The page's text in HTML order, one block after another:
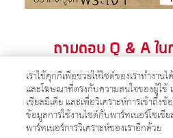
ถามตอบ Q & A ใ
ศาสตร
เราใช้คุกกี้เพื่อช่วยให้ไซต์ของเราทำงาน
และโฆษณาที่ตรงกับความสนใจของผู้ใช้
เชียลมีเดีย และเพื่อวิเคราะห์การเข้าถึง
ข้อมูลการใช้งานไซต์กับพาร์ทเนอร์โซเชี
พาร์ทเนอร์การวิเคราะห์ของเราอีกด้วย